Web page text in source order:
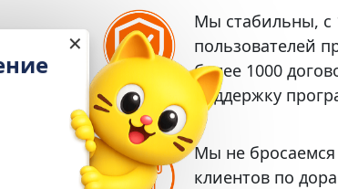
Мы стабильны, с
пользователей
более 1000
поддержку
Мы не
клиентов по
Настройка и обучение
в подарок
При подключении
«1С:Кабинет сотрудника»
Выгода 12 978 ₽